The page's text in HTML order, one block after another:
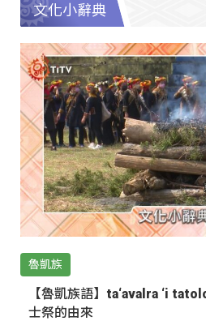
文化小辭典
魯凱族
【魯凱族語】ta‘avalra ‘i
士祭的由來